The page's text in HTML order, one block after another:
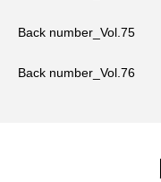
Back number_Vol.75
Back number_Vol.76